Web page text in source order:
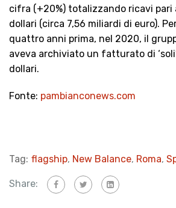
cifra (+20%) totalizzando ricavi pari
dollari (circa 7,56 miliardi di euro).
quattro anni prima, nel 2020, il
aveva archiviato un fatturato di
dollari.
Fonte: pambianconews.com
Tag: flagship, New Balance, Roma,
Share: